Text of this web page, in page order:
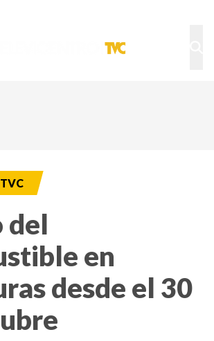
del
en
desde el 30